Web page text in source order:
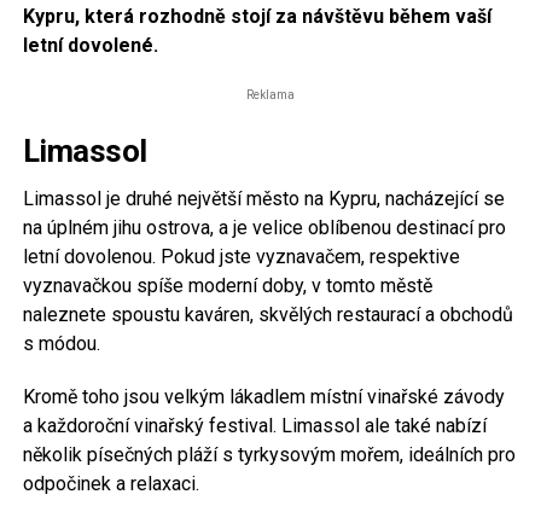
Kypru, která rozhodně stojí za návštěvu během vaší
letní dovolené.
Reklama
Limassol
Limassol je druhé největší město na Kypru, nacházející se
na úplném jihu ostrova, a je velice oblíbenou destinací pro
letní dovolenou. Pokud jste vyznavačem, respektive
vyznavačkou spíše moderní doby, v tomto městě
naleznete spoustu kaváren, skvělých restaurací a obchodů
s módou.
Kromě toho jsou velkým lákadlem místní vinařské závody
a každoroční vinařský festival. Limassol ale také nabízí
několik písečných pláží s tyrkysovým mořem, ideálních pro
odpočinek a relaxaci.